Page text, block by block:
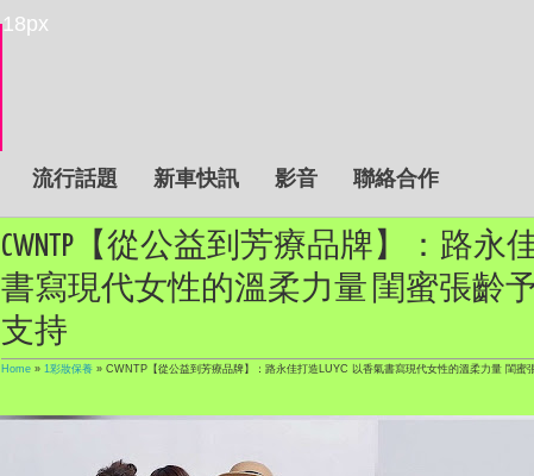
18px
流行話題 新車快訊 影音 聯絡合作
CWNTP【從公益到芳療品牌】：路永
書寫現代女性的溫柔力量 閨蜜張齡
支持
Home » 1彩妝保養 » CWNTP【從公益到芳療品牌】：路永佳打造LUYC 以香氣書寫現代女性的溫柔力量 閨蜜